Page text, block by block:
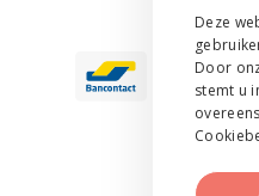
Deze
Door
stemt u